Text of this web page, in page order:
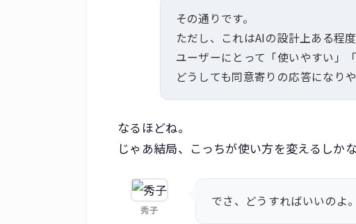
その通りです。
ただし、これはAIの設計上ある程
ユーザーにとって「使いやすい」
どうしても同意寄りの応答になりや
なるほどね。
じゃあ結局、こっちが使い方を変えるしか
秀子
でさ、どうすればいいのよ